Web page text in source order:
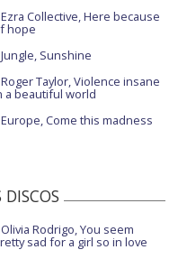
Ezra Collective, Here because
hope
Jungle, Sunshine
Roger Taylor, Violence insane
a beautiful world
Europe, Come this madness
Olivia Rodrigo, You seem
sad for a girl so in love